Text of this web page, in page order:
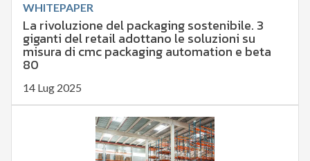
WHITEPAPER
La rivoluzione del packaging sostenibile. 3
giganti del retail adottano le soluzioni su
misura di cmc packaging automation e beta
80
14 Lug 2025